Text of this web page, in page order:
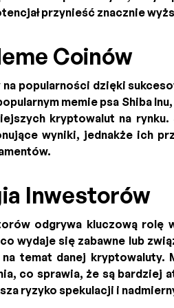
przynieść znacznie
Coinów
na popularności dzięki
memie psa Shiba
kryptowalut na
wyniki, jednakże ich
Inwestorów
odgrywa kluczową rolę
wydaje się zabawne lub
na temat danej
co sprawia, że są bardziej
ryzyko spekulacji i